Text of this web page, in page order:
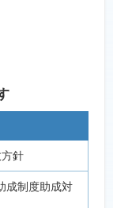
針
成制度助成対